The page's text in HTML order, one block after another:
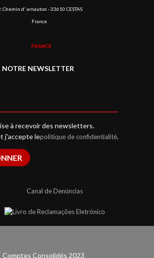
Chemin d' arnauton - 33610 CESTAS
France
FRANCE
NOTRE NEWSLETTER
à recevoir des newsletters.
j'accepte lepolitique de confidentialité.
Canal de Denúncias
Comptes Consolidés 2023